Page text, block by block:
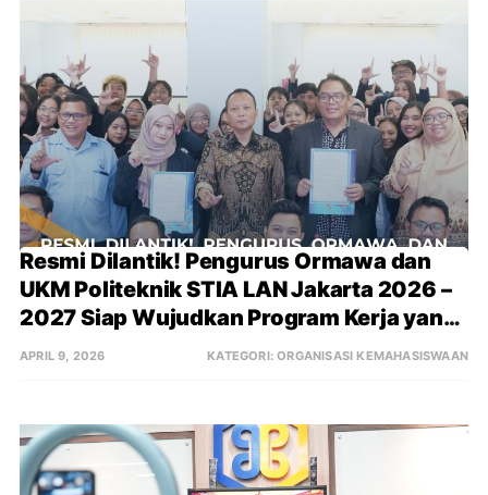
Resmi Dilantik! Pengurus Ormawa dan
UKM Politeknik STIA LAN Jakarta 2026 –
2027 Siap Wujudkan Program Kerja yang
Adaptif, Inovatif, dan Berintegritas
APRIL 9, 2026 KATEGORI:ORGANISASI KEMAHASISWAAN